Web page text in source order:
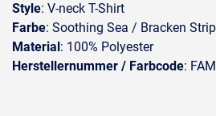
Style: V-neck T-Shirt
Farbe: Soothing Sea / Bracken
Material: 100% Polyester
Herstellernummer / Farbcode: